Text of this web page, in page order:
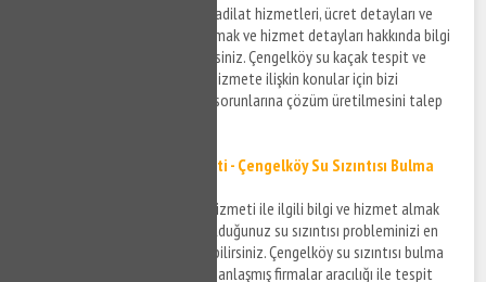
Çengelköy su kaçak tamiri ve tadilat hizmetleri, ücret detayları ve
sürecin gelişimi ile ilgili bilgi almak ve hizmet detayları hakkında bilgi
sahibi olmak için bizi arayabilirsiniz. Çengelköy su kaçak tespit ve
tamir hizmetinin detayları ve hizmete ilişkin konular için bizi
arayabilir yaşadığınız su kaçak sorunlarına çözüm üretilmesini talep
Çengelköy Su Sızıntısı Tespiti - Çengelköy Su Sızıntısı Bulma
Çengelköy su sızıntısı tespiti hizmeti ile ilgili bilgi ve hizmet almak
için bizi arayabilir ve yaşamış olduğunuz su sızıntısı probleminizi en
kısa sürede çözüme kavuşturabilirsiniz. Çengelköy su sızıntısı bulma
konusunda kendi alanında uzmanlaşmış firmalar aracılığı ile tespit